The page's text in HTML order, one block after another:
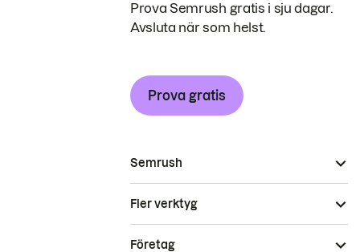
Prova Semrush gratis i sju dagar.
Avsluta när som helst.
Prova gratis
Semrush
Fler verktyg
Företag